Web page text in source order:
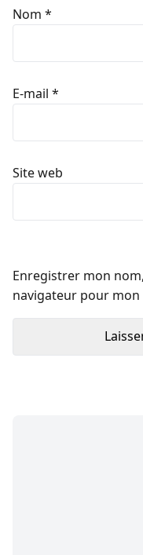
Nom *
E-mail *
Site web
Enregistrer mon
navigateur pour